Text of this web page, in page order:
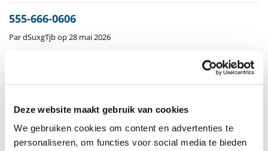
Deze website maakt gebruik van cookies
We gebruiken cookies om content en advertenties te
personaliseren, om functies voor social media te bieden
555-666-0606
Par dSuxgTjb op 28 mai 2026
Conception
1
Technologie
1